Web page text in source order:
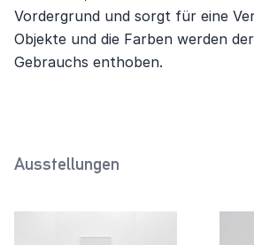
Vordergrund und sorgt für eine
Objekte und die Farben werden
Gebrauchs enthoben.
Ausstellungen